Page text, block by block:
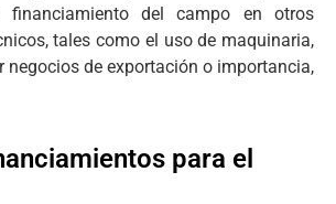
del campo en otros
tales como el uso de maquinaria,
negocios de exportación o importancia,
para el